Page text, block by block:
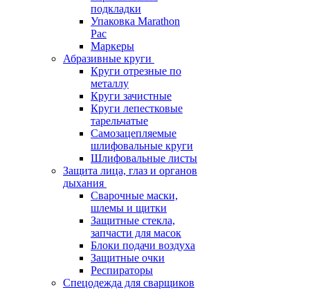
подкладки
Упаковка Marathon
Pac
Маркеры
Абразивные круги
Круги отрезные по
металлу
Круги зачистные
Круги лепестковые
тарельчатые
Самозацепляемые
шлифовальные круги
Шлифовальные листы
Защита лица, глаз и органов
дыхания
Сварочные маски,
шлемы и щитки
Защитные стекла,
запчасти для масок
Блоки подачи воздуха
Защитные очки
Респираторы
Спецодежда для сварщиков